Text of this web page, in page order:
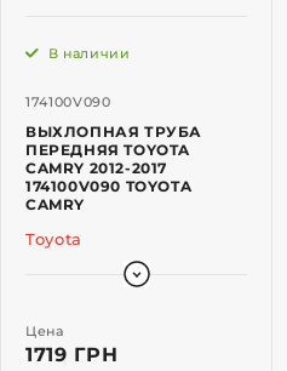
174100V090
В наличии
ВЫХЛОПНАЯ ТРУБА
ПЕРЕДНЯЯ TOYOTA
CAMRY 2012-2017
174100V090 TOYOTA
CAMRY
Toyota
Цена
1719 ГРН